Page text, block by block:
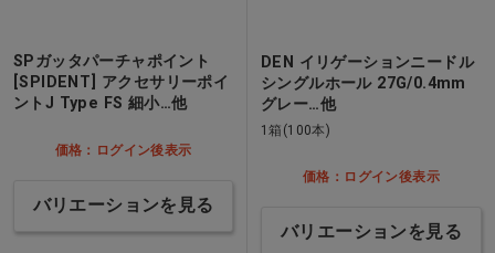
SPガッタパーチャポイント
[SPIDENT] アクセサリーポイ
ントJ Type FS 細小…他
価格：ログイン後表示
バリエーションを見る
DEN イリゲーションニードル
シングルホール 27G/0.4mm
グレー…他
1箱(100本)
価格：ログイン後表示
バリエーションを見る